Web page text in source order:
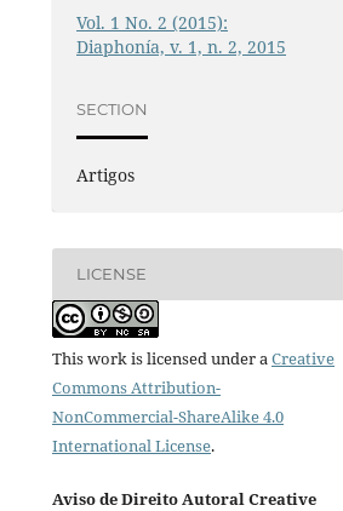
Vol. 1 No. 2 (2015):
Diaphonía, v. 1, n. 2, 2015
SECTION
Artigos
LICENSE
This work is licensed under aCreative
Commons Attribution-
NonCommercial-ShareAlike 4.0
International License.
Aviso de Direito Autoral Creative